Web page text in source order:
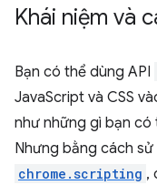
Khái niệm và
Bạn có thể dùng API
JavaScript và CSS
như những gì bạn có
Nhưng bằng cách
chrome.scripting ,